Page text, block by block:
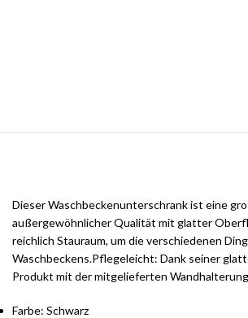
Dieser Waschbeckenunterschrank ist eine
außergewöhnlicher Qualität mit glatter
reichlich Stauraum, um die verschiedenen
Waschbeckens.Pflegeleicht: Dank seiner
Produkt mit der mitgelieferten
Farbe: Schwarz